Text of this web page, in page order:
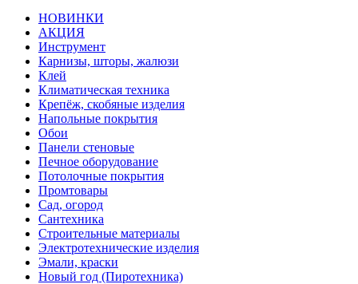
НОВИНКИ
АКЦИЯ
Инструмент
Карнизы, шторы, жалюзи
Клей
Климатическая техника
Крепёж, скобяные изделия
Напольные покрытия
Обои
Панели стеновые
Печное оборудование
Потолочные покрытия
Промтовары
Сад, огород
Сантехника
Строительные материалы
Электротехнические изделия
Эмали, краски
Новый год (Пиротехника)